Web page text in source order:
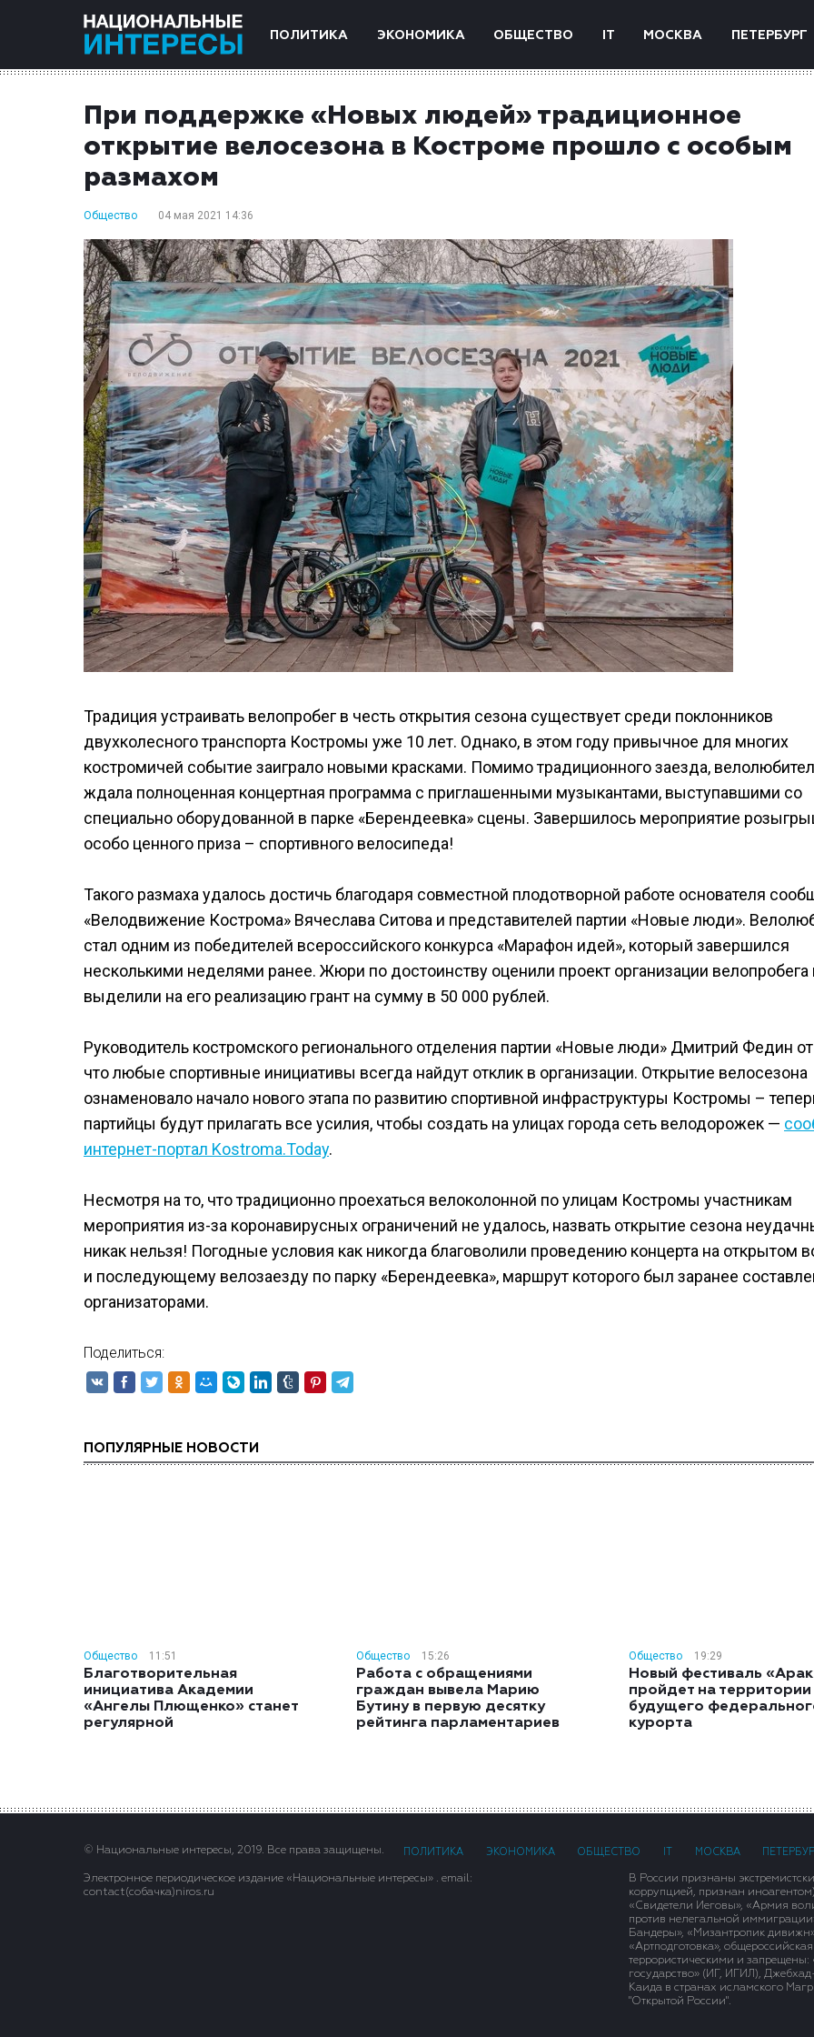
ПОЛИТИКА ЭКОНОМИКА ОБЩЕСТВО IT МОСКВА ПЕТЕРБУРГ
При поддержке «Новых людей» традиционное
открытие велосезона в Костроме прошло с особым
размахом
Общество 04 мая 2021 14:36
Традиция устраивать велопробег в честь открытия сезона существует среди поклонников
двухколесного транспорта Костромы уже 10 лет. Однако, в этом году привычное для многих
костромичей событие заиграло новыми красками. Помимо традиционного заезда,
ждала полноценная концертная программа с приглашенными музыкантами, выступавшими со
специально оборудованной в парке «Берендеевка» сцены. Завершилось мероприятие
особо ценного приза – спортивного велосипеда!
Такого размаха удалось достичь благодаря совместной плодотворной работе основателя
«Велодвижение Кострома» Вячеслава Ситова и представителей партии «Новые люди».
стал одним из победителей всероссийского конкурса «Марафон идей», который завершился
несколькими неделями ранее. Жюри по достоинству оценили проект организации велопробега
выделили на его реализацию грант на сумму в 50 000 рублей.
Руководитель костромского регионального отделения партии «Новые люди» Дмитрий Федин
что любые спортивные инициативы всегда найдут отклик в организации. Открытие велосезона
ознаменовало начало нового этапа по развитию спортивной инфраструктуры Костромы –
партийцы будут прилагать все усилия, чтобы создать на улицах города сеть велодорожек —
интернет-портал Kostroma.Today.
Несмотря на то, что традиционно проехаться велоколонной по улицам Костромы участникам
мероприятия из-за коронавирусных ограничений не удалось, назвать открытие сезона
никак нельзя! Погодные условия как никогда благоволили проведению концерта на открытом
и последующему велозаезду по парку «Берендеевка», маршрут которого был заранее
организаторами.
Поделиться:
ПОПУЛЯРНЫЕ НОВОСТИ
Общество 11:51
Благотворительная
инициатива Академии
«Ангелы Плющенко» станет
регулярной
Общество 15:26
Работа с обращениями
граждан вывела Марию
Бутину в первую десятку
рейтинга парламентариев
Общество 19:29
Новый фестиваль
пройдет на территории
будущего
курорта
© Национальные интересы, 2019. Все права защищены. ПОЛИТИКА ЭКОНОМИКА ОБЩЕСТВО МОСКВА
Электронное периодическое издание «Национальные интересы» . email:
contact(сoбaчка)niros.ru
В России признаны
коррупцией, признан
«Свидетели Иеговы», «Армия
против нелегальной
Бандеры», «Мизантропик
«Артподготовка»,
террористическими и
государство» (ИГ, ИГИЛ),
Каида в странах исламского
"Открытой России".